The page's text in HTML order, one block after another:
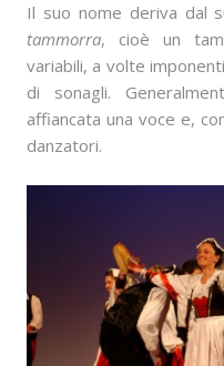
Il suo nome deriva dal
tammorra, cioè un
variabili, a volte
di sonagli.
affiancata una voce e,
danzatori.